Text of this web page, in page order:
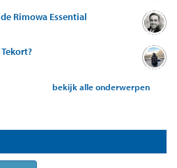
Rimowa Essential
bekijk alle onderwerpen